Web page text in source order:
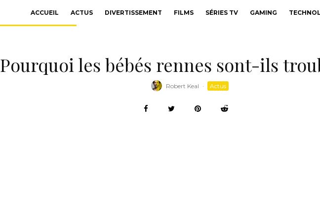
ACCUEIL ACTUS DIVERTISSEMENT FILMS SÉRIES TV GAMING
Pourquoi les bébés rennes sont-ils
Robert Keal · Actus